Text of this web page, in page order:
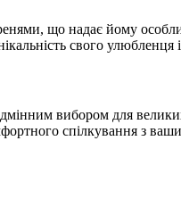
що надає йому
свого
вибором для
спілкування з